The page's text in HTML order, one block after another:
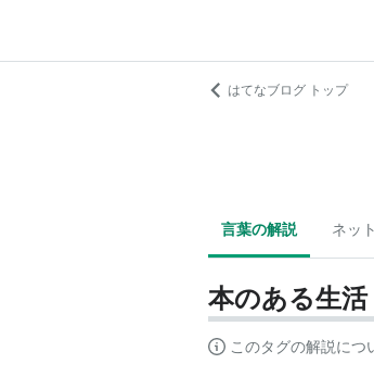
はてなブログ トップ
言葉の解説 ネッ
本のある生活
このタグの解説につ